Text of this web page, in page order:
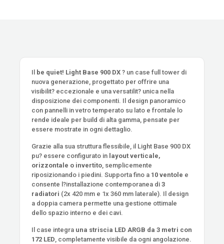
Il be quiet! Light Base 900 DX ? un case full tower di
nuova generazione, progettato per offrire una
visibilit? eccezionale e una versatilit? unica nella
disposizione dei componenti. Il design panoramico
con pannelli in vetro temperato su lato e frontale lo
rende ideale per build di alta gamma, pensate per
essere mostrate in ogni dettaglio.
Grazie alla sua struttura flessibile, il Light Base 900 DX
pu? essere configurato in layout verticale,
orizzontale o invertito , semplicemente
riposizionando i piedini. Supporta fino a 10 ventole e
consente l?installazione contemporanea di3
radiatori (2x 420 mm e 1x 360 mm laterale). Il design
a doppia camera permette una gestione ottimale
dello spazio interno e dei cavi.
Il case integra una striscia LED ARGB da 3 metri con
172 LED , completamente visibile da ogni angolazione.